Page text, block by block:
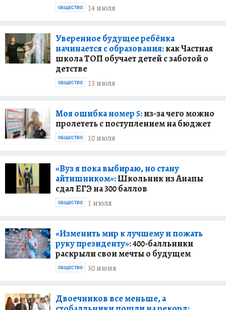
14 июля
ОБЩЕСТВО
Уверенное будущее ребёнка
начинается с образования:как Частная
школа ТОП обучает детей с заботой о
детстве
13 июля
ОБЩЕСТВО
Моя ошибка номер 5:из-за чего можно
пролететь с поступлением на бюджет
10 июля
ОБЩЕСТВО
«Вуз я пока выбираю, но стану
айтишником»:Школьник из Анапы
сдал ЕГЭ на 300 баллов
1 июля
ОБЩЕСТВО
«Изменить мир к лучшему и пожать
руку президенту»:400-балльники
раскрыли свои мечты о будущем
30 июня
ОБЩЕСТВО
Двоечников все меньше, а